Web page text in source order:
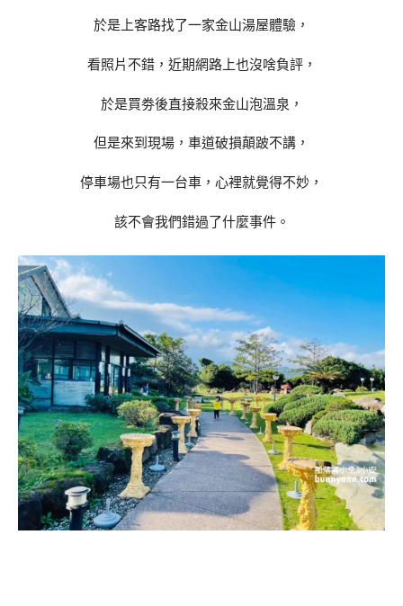
於是上客路找了一家金山湯屋體驗，
看照片不錯，近期網路上也沒啥負評，
於是買劵後直接殺來金山泡溫泉，
但是來到現場，車道破損顛跛不講，
停車場也只有一台車，心裡就覺得不妙，
該不會我們錯過了什麼事件。